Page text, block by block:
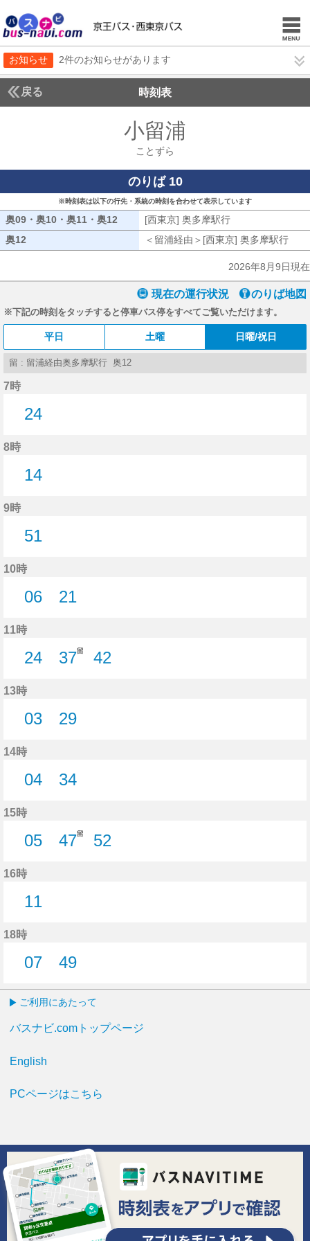
お知らせ 2件のお知らせがあります
戻る 時刻表
小留浦
ことずら
のりば 10
※時刻表は以下の行先・系統の時刻を合わせて表示しています
奥09・奥10・奥11・奥12 奥09・奥10・奥11・奥12
[西東京] 奥多摩駅行
奥12
＜留浦経由＞[西東京] 奥多摩駅行
2026年8月9日現在
現在の運行状況 のりば地図
※下記の時刻をタッチすると停車バス停をすべてご覧いただけます。
平日 土曜 日曜/祝日
留 : 留浦経由奥多摩駅行 奥12
7時
24
8時
14
9時
51
10時
06
21
11時
24
37留
42
13時
03
29
14時
04
34
15時
05
47留
52
16時
11
18時
07
49
ご利用にあたって
バスナビ.comトップページ
English
PCページはこちら